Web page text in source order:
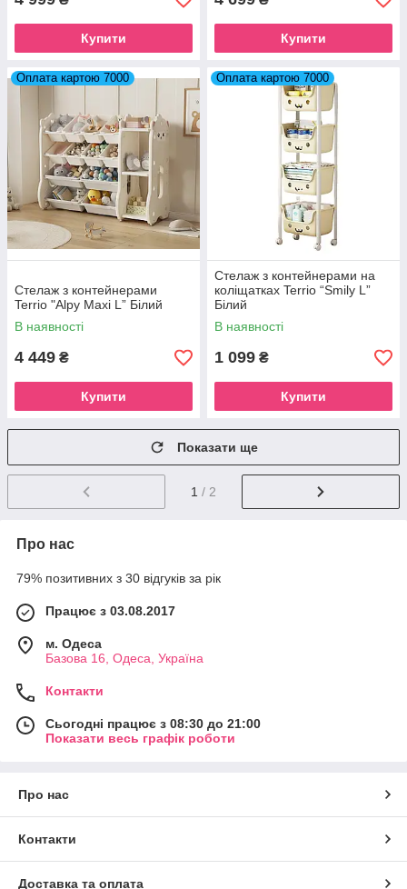
Купити Купити
Оплата картою 7000
Стелаж з контейнерами
Terrio "Alpy Maxi L” Білий
В наявності
4 449 ₴
Купити
Оплата картою 7000
Стелаж з контейнерами на
коліщатках Terrio “Smily L”
Білий
В наявності
1 099 ₴
Купити
Показати ще
1 / 2
Про нас
79% позитивних з 30 відгуків за рік
Працює з 03.08.2017
м. Одеса
Базова 16, Одеса, Україна
Контакти
Сьогодні працює з 08:30 до 21:00
Показати весь графік роботи
Про нас
Контакти
Доставка та оплата